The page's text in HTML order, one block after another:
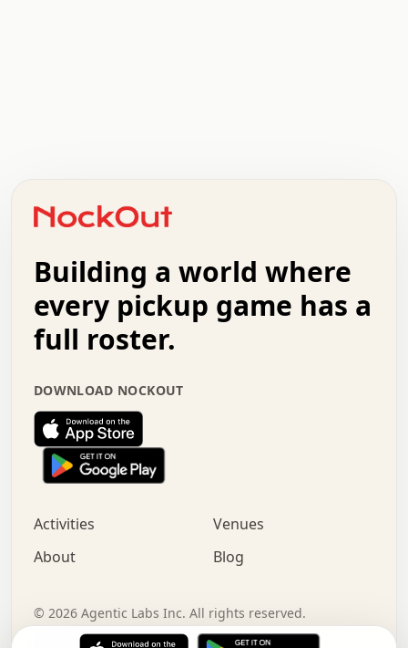
+   .   .   .   .   .   .   .   .   .   +   .   .
.   .   .   .   .   .   .   .   .   .   .   :   .
.   .   .   .   +   .   .   .   .   .   .   .   +
.   :   .   .   .   .   .   .   .   .   o   .   .
.   .   x   .   .   .   .   .   .   :   .   .   o
.   .   .   .   :   .   .   .   .   o   .   .   .
.   .   .   .   .   .   .   :   .   .   .   .   .
.   .   .   .   .   .   .   +   .   .   x   .   .
.   .   .   .   .   :   +   .   .   .   .   .   o
.   .   .   .   .   .   .   .   .   .   .   .   .
.   .   :   o   .   .   .   .   .   .   .   +   .
.   o   .   .   .   .   x   .   .   .   .   .   .
+   .   o   .   .   .   .   o   .   .   .   .
.   +   .   .   .   .   .   .   .   .   :   .   x
.   .   .   .   .   .   .   .   .   .   .   .   .   .
Building a world where
every pickup game has a
full roster.
DOWNLOAD NOCKOUT
Activities
Venues
About
Blog
© 2026 Agentic Labs Inc. All rights reserved.